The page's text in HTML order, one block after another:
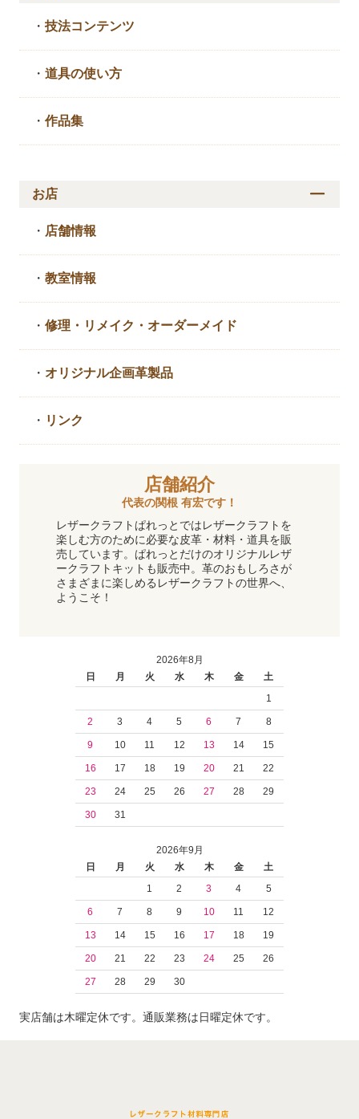
・技法コンテンツ
・道具の使い方
・作品集
お店
・ 店舗情報
・教室情報
・修理・リメイク・ オーダーメイド
・ オリジナル企画革製品
・ リンク
店舗紹介
代表の関根 有宏です！
レザークラフトぱれっとではレザークラフトを
楽しむ方のために必要な皮革・材料・道具を販
売しています。ぱれっとだけのオリジナルレザ
ークラフトキットも販売中。革のおもしろさが
さまざまに楽しめるレザークラフトの世界へ、
ようこそ！
2026年8月
日
月 火 水 木 金
土
1
2 3 4 5 6 7 8
9 10 11 12 13 14 15
16 17 18 19 20 21 22
23 24 25 26 27 28 29
30 31
2026年9月
日
月 火 水 木 金
土
1
2 3 4 5
6 7 8 9 10 11 12
13 14 15 16 17 18 19
20 21 22 23 24 25 26
27 28 29 30
実店舗は木曜定休です。通販業務は日曜定休です。